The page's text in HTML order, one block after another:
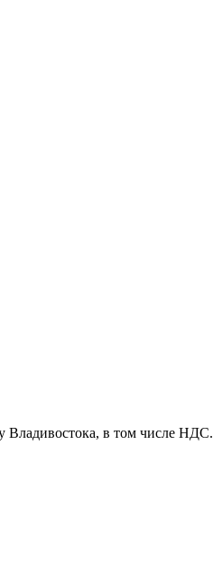
Владивостока, в том числе НДС.